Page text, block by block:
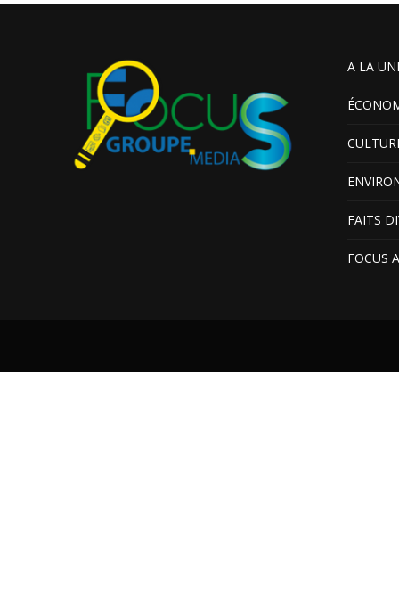
A LA
FAITS
FOCUS